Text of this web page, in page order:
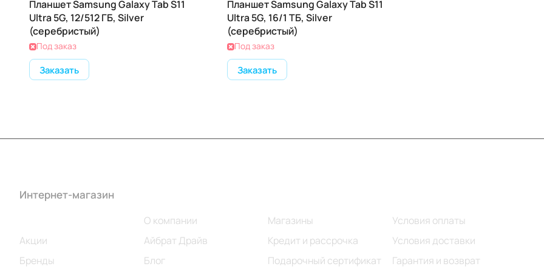
Планшет Samsung Galaxy Tab S11
Ultra 5G, 12/512 ГБ, Silver
(серебристый)
Под заказ
Заказать
Планшет Samsung Galaxy Tab S11
Ultra 5G, 16/1 ТБ, Silver
(серебристый)
Под заказ
Заказать
Интернет-магазин
Акции
Бренды
О компании
Айбрат Драйв
Блог
Магазины
Кредит и рассрочка
Подарочный сертификат
Условия оплаты
Условия доставки
Гарантия и возврат